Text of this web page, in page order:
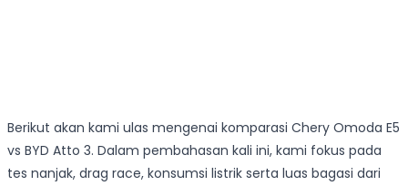
Berikut akan kami ulas mengenai komparasi Chery Omoda E5
vs BYD Atto 3. Dalam pembahasan kali ini, kami fokus pada
tes nanjak, drag race, konsumsi listrik serta luas bagasi dari